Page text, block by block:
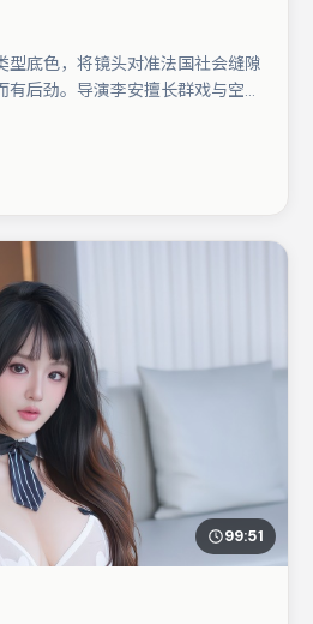
型底色，将镜头对准法国社会缝隙
后劲。导演李安擅长群戏与空间
点，赵丽颖则以细节塑造推动谜题
高，适合周末一口气追完。
99:51